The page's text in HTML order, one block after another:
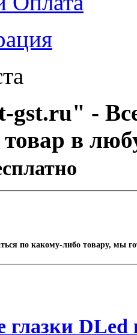
-
в
по какому-либо товару, мы
глазки DLed